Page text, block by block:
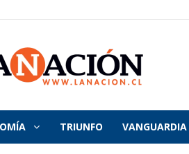
La
TRIUNFO VANGUARDIA